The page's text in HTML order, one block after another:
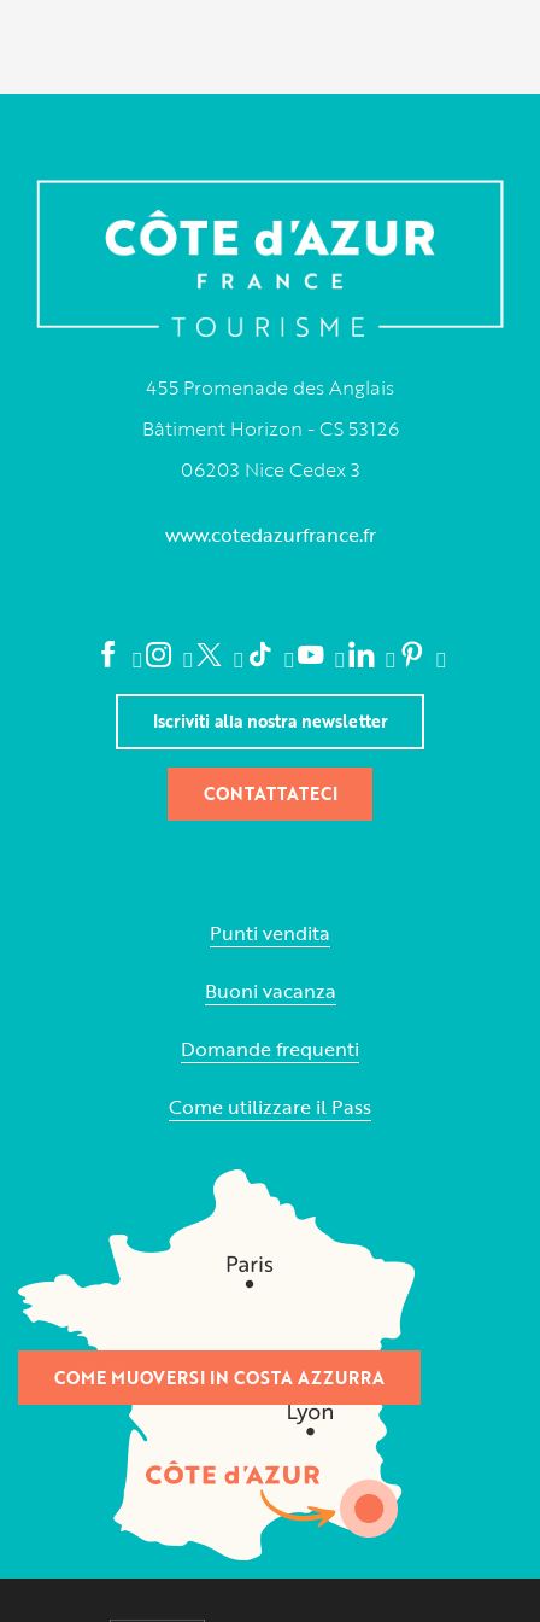
455 Promenade des Anglais
Bâtiment Horizon - CS 53126
06203 Nice Cedex 3
www.cotedazurfrance.fr
Iscriviti alla nostra newsletter
CONTATTATECI
Punti vendita
Buoni vacanza
Domande frequenti
Come utilizzare il Pass
COME MUOVERSI IN COSTA AZZURRA